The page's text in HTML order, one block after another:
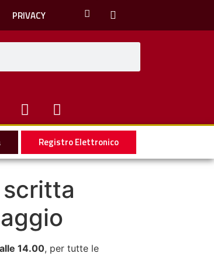
PRIVACY
Registro Elettronico
scritta
14.00, per tutte le